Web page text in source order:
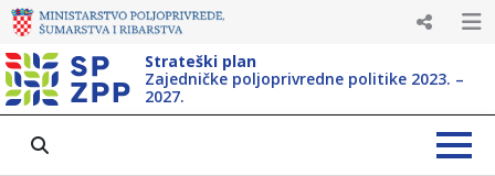
Strateški plan
Zajedničke poljoprivredne politike 2023. –
2027.